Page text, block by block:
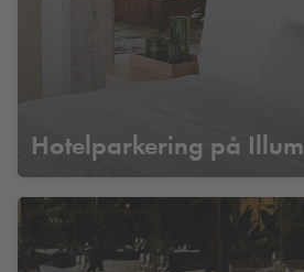
Hotelparkering på Illum